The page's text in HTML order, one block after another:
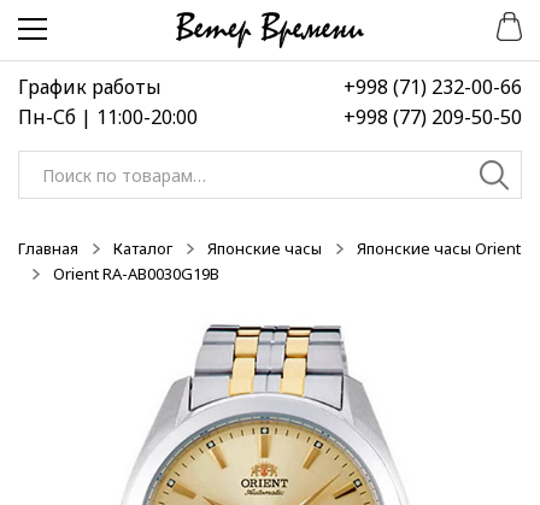
Перейти
навигации
Перейти
содержимому
График работы
Пн-Сб | 11:00-20:00
+998 (71) 232-00-66
+998 (77) 209-50-50
Искать:
Главная Каталог Японские часы
Японские часы Orient
Orient RA-AB0030G19B
-50%
-30%
-30%